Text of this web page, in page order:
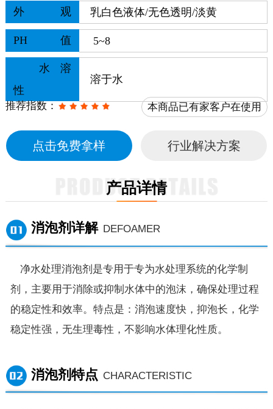
外观 乳白色液体/无色透明/淡黄
PH值 5~8
水溶
性
溶于水
推荐指数： 本商品已有家客户在使用
点击免费拿样 行业解决方案
产品详情
消泡剂详解 DEFOAMER
净水处理消泡剂 是专用于专为水处理系统的化学制
剂，主要用于消除或抑制水体中的泡沫，确保处理过程
的稳定性和效率。特点是：消泡速度快，抑泡长，化学
稳定性强，无生理毒性，不影响水体理化性质。
消泡剂特点 CHARACTERISTIC